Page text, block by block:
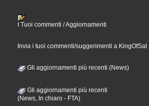
I Tuoi commenti / Aggiornamenti
Invia i tuoi commenti/suggerimenti a KingOfSat
Gli aggiornamenti più recenti (News)
Gli aggiornamenti più recenti
(News, In chiaro - FTA)